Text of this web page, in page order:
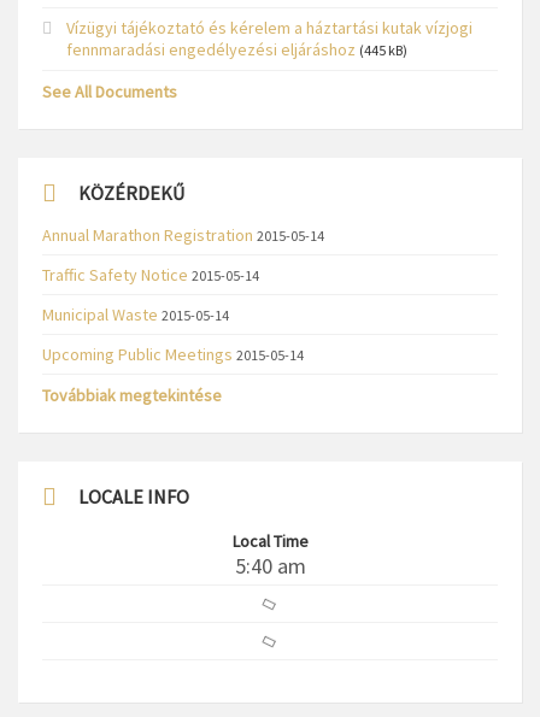
Vízügyi tájékoztató és kérelem a háztartási kutak vízjogi
fennmaradási engedélyezési eljáráshoz (445 kB)
See All Documents
KÖZÉRDEKŰ
Annual Marathon Registration 2015-05-14
Traffic Safety Notice 2015-05-14
Municipal Waste 2015-05-14
Upcoming Public Meetings 2015-05-14
Továbbiak megtekintése
LOCALE INFO
Local Time
5:40 am